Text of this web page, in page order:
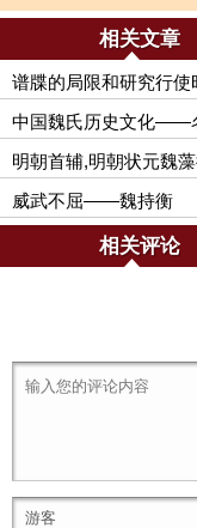
相关文章
谱牒的局限和研究行使
中国魏氏历史文化——
明朝首辅,明朝状元魏
威武不屈——魏持衡
相关评论